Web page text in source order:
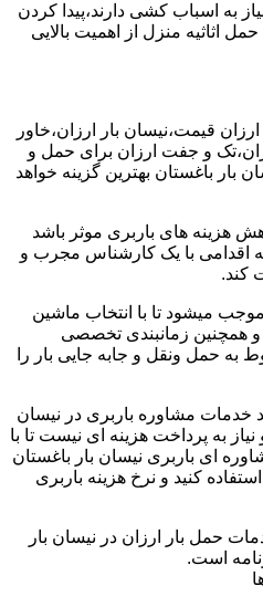
به اسباب کشی دارند،پیدا کردن
اثاثیه منزل از اهمیت بالایی
قیمت،نیسان بار ارزان،خاور
و جفت ارزان برای حمل و
بار باغستان بهترین گزینه خواهد
هزینه های باربری موثر باشد
اقدامی با یک کارشناس مجرب و
کند.
میشود تا با انتخاب ماشین
و همچنین زمانبندی تخصصی
به حمل ونقل و جابه جایی بار را
خدمات مشاوره باربری در نیسان
به پرداخت هزینه ای نیست تا با
ای باربری نیسان بار باغستان
کنید و نرخ هزینه باربری
حمل بار ارزان در نیسان بار
است.